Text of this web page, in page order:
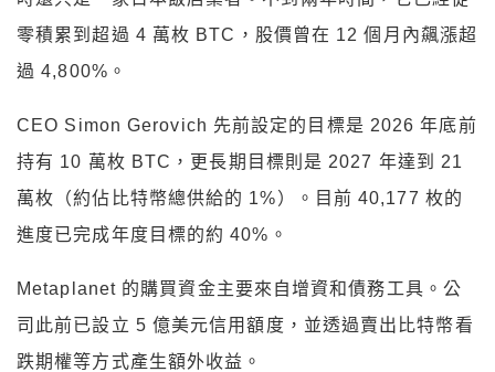
零積累到超過 4 萬枚 BTC，股價曾在 12 個月內飆漲超
過 4,800%。
CEO Simon Gerovich 先前設定的目標是 2026 年底前
持有 10 萬枚 BTC，更長期目標則是 2027 年達到 21
萬枚（約佔比特幣總供給的 1%）。目前 40,177 枚的
進度已完成年度目標的約 40%。
Metaplanet 的購買資金主要來自增資和債務工具。公
司此前已設立 5 億美元信用額度，並透過賣出比特幣看
跌期權等方式產生額外收益。